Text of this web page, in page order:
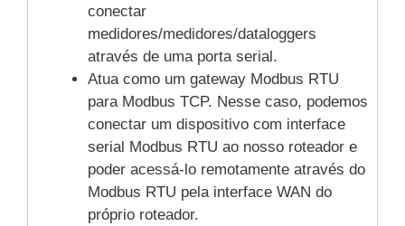
conectar
medidores/medidores/dataloggers
através de uma porta serial.
Atua como um gateway Modbus RTU
para Modbus TCP. Nesse caso, podemos
conectar um dispositivo com interface
serial Modbus RTU ao nosso roteador e
poder acessá-lo remotamente através do
Modbus RTU pela interface WAN do
próprio roteador.